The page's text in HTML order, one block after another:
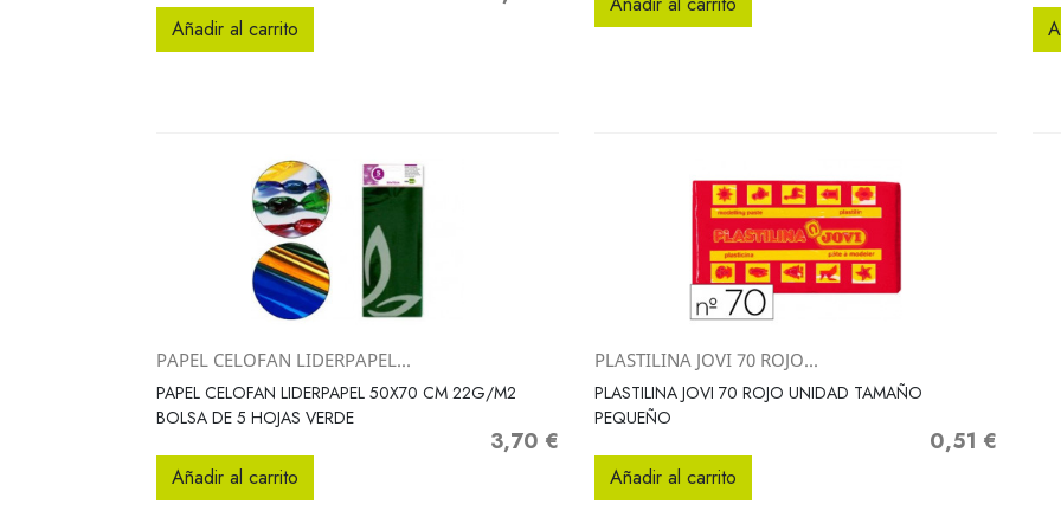
Añadir al carrito
Vista rápida
PAPEL CELOFAN LIDERPAPEL...
PAPEL CELOFAN LIDERPAPEL 50X70 CM 22G/M2
BOLSA DE 5 HOJAS VERDE
Precio
3,70 €
Añadir al carrito
Vista rápida
PLASTILINA JOVI 70 ROJO...
PLASTILINA JOVI 70 ROJO UNIDAD TAMAÑO
PEQUEÑO
Precio
0,51 €
Añadir al carrito